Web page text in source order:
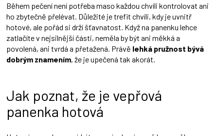
Během pečení není potřeba maso každou chvíli kontrolovat ani
ho zbytečně přelévat. Důležité je trefit chvíli, kdy je uvnitř
hotové, ale pořád si drží šťavnatost. Když na panenku lehce
zatlačíte v nejsilnější části, neměla by být ani měkká a
povolená, ani tvrdá a přetažená. Právě lehká pružnost bývá
dobrým znamením, že je upečená tak akorát.
Jak poznat, že je vepřová
panenka hotová